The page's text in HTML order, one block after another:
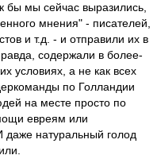
бы мы сейчас выразились,
мнения" - писателей,
и т.д. - и отправили их в
содержали в более-
условиях, а не как всех
по Голландии
на месте просто по
евреям или
натуральный голод